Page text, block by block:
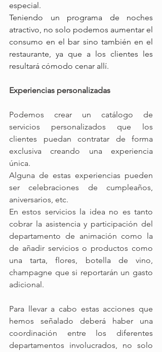
especial.
Teniendo un programa de noches
atractivo, no solo podemos aumentar el
consumo en el bar sino también en el
restaurante, ya que a los clientes les
resultará cómodo cenar allí.
Experiencias personalizadas
Podemos crear un catálogo de
servicios personalizados que los
clientes puedan contratar de forma
exclusiva creando una experiencia
única.
Alguna de estas experiencias pueden
ser celebraciones de cumpleaños,
aniversarios, etc.
En estos servicios la idea no es tanto
cobrar la asistencia y participación del
departamento de animación como la
de añadir servicios o productos como
una tarta, flores, botella de vino,
champagne que si reportarán un gasto
adicional.
Para llevar a cabo estas acciones que
hemos señalado deberá haber una
coordinación entre los diferentes
departamentos involucrados, no solo